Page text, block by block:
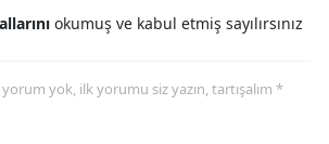
okumuş ve kabul etmiş sayılırsınız
yok, ilk yorumu siz yazın, tartışalım *